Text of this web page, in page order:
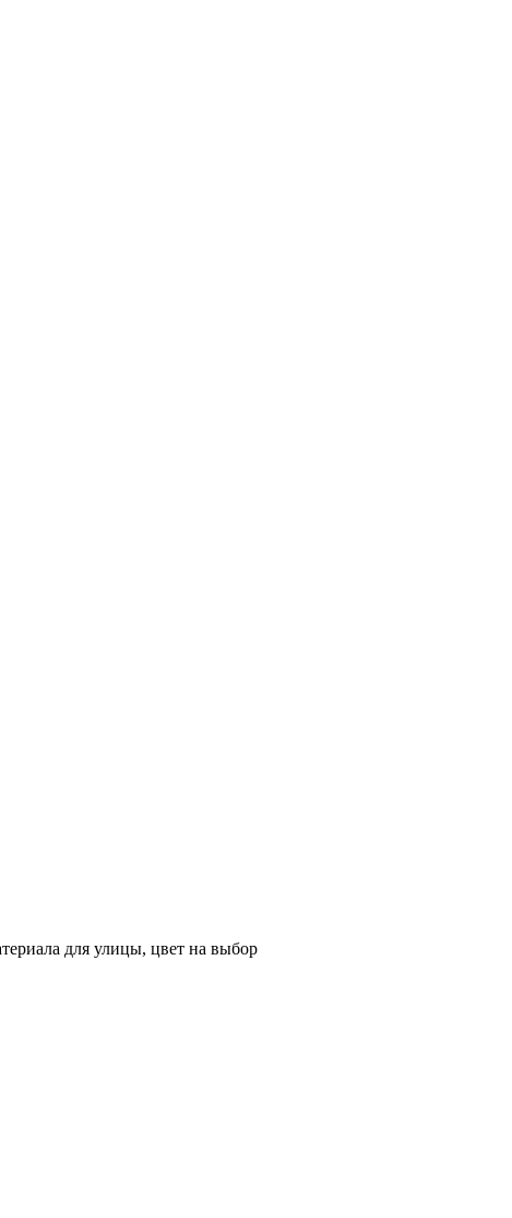
для улицы, цвет на выбор